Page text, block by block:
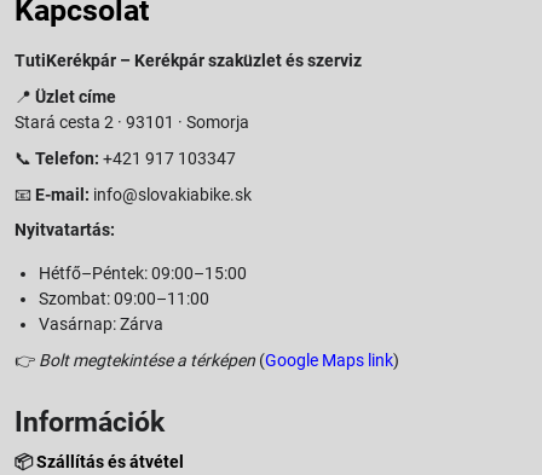
Kapcsolat
TutiKerékpár – Kerékpár szaküzlet és szerviz
📍 Üzlet címe
Stará cesta 2 · 93101 · Somorja
📞 Telefon: +421 917 103347
📧 E-mail: info@slovakiabike.sk
Nyitvatartás:
Hétfő–Péntek: 09:00–15:00
Szombat: 09:00–11:00
Vasárnap: Zárva
👉 Bolt megtekintése a térképen (Google Maps link)
Információk
📦Szállítás és átvétel